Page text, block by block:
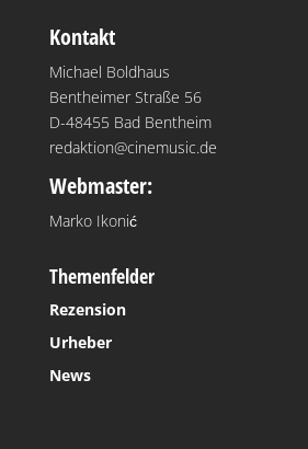
Kontakt
Michael Boldhaus
Bentheimer Straße 56
D-48455 Bad Bentheim
redaktion@cinemusic.de
Webmaster:
Marko Ikonić
Themenfelder
Rezension
Urheber
News